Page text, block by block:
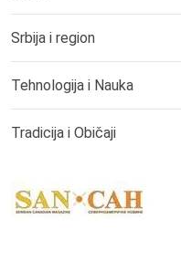
Srbija i region
Tehnologija i Nauka
Tradicija i Običaji